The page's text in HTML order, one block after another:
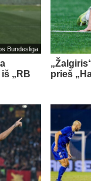
Bundesliga
„RB
prieš